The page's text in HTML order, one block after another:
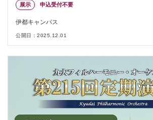
展示 申込受付不要
伊都キャンパス
公開日：2025.12.01